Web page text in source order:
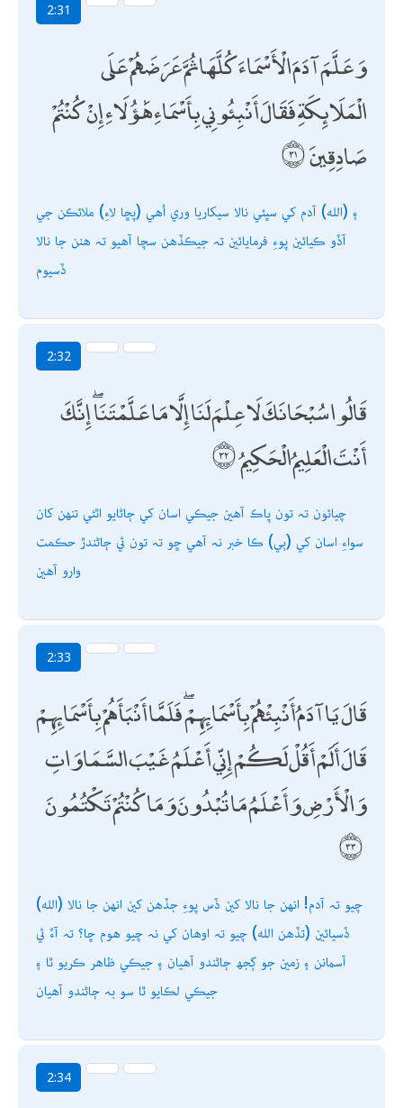
2:31
وَعَلَّمَ آدَمَ الْأَسْمَاءَ كُلَّهَا ثُمَّ عَرَضَهُمْ عَلَى
الْمَلَائِكَةِ فَقَالَ أَنْبِئُونِي بِأَسْمَاءِ هَٰؤُلَاءِ إِنْ كُنْتُمْ
صَادِقِينَ
۽ (الله) آدم کي سڀئي نالا سيکاريا وري اُھي (پڇا لاءِ) ملائڪن جي
آڏو ڪيائين پوءِ فرمايائين تہ جيڪڏھن سچا آھيو تہ ھنن جا نالا
ڏسيوم
2:32
قَالُوا سُبْحَانَكَ لَا عِلْمَ لَنَا إِلَّا مَا عَلَّمْتَنَا ۖ إِنَّكَ
أَنْتَ الْعَلِيمُ الْحَكِيمُ
چيائون تہ تون پاڪ آھين جيڪي اسان کي ڄاڻايو اٿئي تنھن کان
سواءِ اسان کي (ٻي) ڪا خبر نہ آھي ڇو تہ تون ئي ڄاڻندڙ حڪمت
وارو آھين
2:33
قَالَ يَا آدَمُ أَنْبِئْهُمْ بِأَسْمَائِهِمْ ۖ فَلَمَّا أَنْبَأَهُمْ بِأَسْمَائِهِمْ
قَالَ أَلَمْ أَقُلْ لَكُمْ إِنِّي أَعْلَمُ غَيْبَ السَّمَاوَاتِ
وَالْأَرْضِ وَأَعْلَمُ مَا تُبْدُونَ وَمَا كُنْتُمْ تَكْتُمُونَ
(الله) چيو تہ آدم! انھن جا نالا کين ڏس پوءِ جڏھن کين انھن جا نالا
ڏسيائين (تڏھن الله) چيو تہ اوھان کي نہ چيو ھوم ڇا؟ تہ آءٌ ئي
آسمانن ۽ زمين جو ڳجھ ڄاڻندو آھيان ۽ جيڪي ظاھر ڪريو ٿا ۽
جيڪي لڪايو ٿا سو بہ ڄاڻندو آھيان
2:34